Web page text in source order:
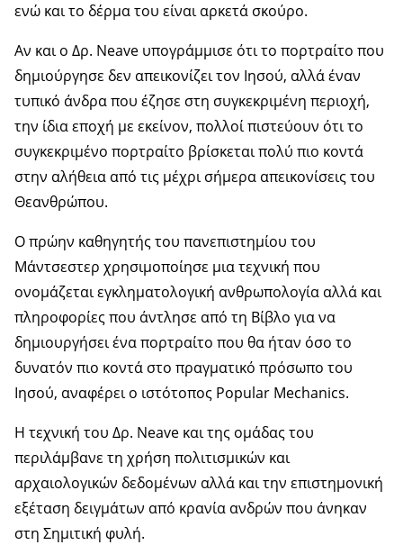
ενώ και το δέρμα του είναι αρκετά σκούρο.
Αν και ο Δρ. Neave υπογράμμισε ότι το πορτραίτο που
δημιούργησε δεν απεικονίζει τον Ιησού, αλλά έναν
τυπικό άνδρα που έζησε στη συγκεκριμένη περιοχή,
την ίδια εποχή με εκείνον, πολλοί πιστεύουν ότι το
συγκεκριμένο πορτραίτο βρίσκεται πολύ πιο κοντά
στην αλήθεια από τις μέχρι σήμερα απεικονίσεις του
Θεανθρώπου.
Ο πρώην καθηγητής του πανεπιστημίου του
Μάντσεστερ χρησιμοποίησε μια τεχνική που
ονομάζεται εγκληματολογική ανθρωπολογία αλλά και
πληροφορίες που άντλησε από τη Βίβλο για να
δημιουργήσει ένα πορτραίτο που θα ήταν όσο το
δυνατόν πιο κοντά στο πραγματικό πρόσωπο του
Ιησού, αναφέρει ο ιστότοπος Popular Mechanics.
Η τεχνική του Δρ. Neave και της ομάδας του
περιλάμβανε τη χρήση πολιτισμικών και
αρχαιολογικών δεδομένων αλλά και την επιστημονική
εξέταση δειγμάτων από κρανία ανδρών που άνηκαν
στη Σημιτική φυλή.